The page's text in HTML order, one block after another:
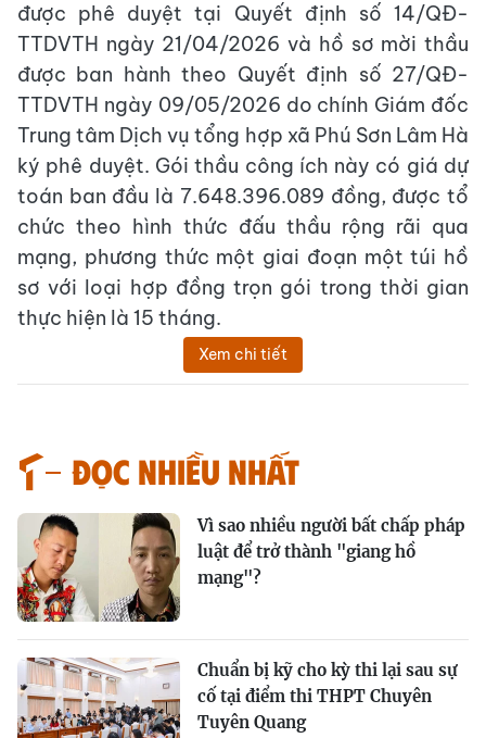
được phê duyệt tại Quyết định số 14/QĐ-
TTDVTH ngày 21/04/2026 và hồ sơ mời thầu
được ban hành theo Quyết định số 27/QĐ-
TTDVTH ngày 09/05/2026 do chính Giám đốc
Trung tâm Dịch vụ tổng hợp xã Phú Sơn Lâm Hà
ký phê duyệt. Gói thầu công ích này có giá dự
toán ban đầu là 7.648.396.089 đồng, được tổ
chức theo hình thức đấu thầu rộng rãi qua
mạng, phương thức một giai đoạn một túi hồ
sơ với loại hợp đồng trọn gói trong thời gian
thực hiện là 15 tháng.
Xem chi tiết
Đọc nhiều nhất
Vì sao nhiều người bất chấp pháp
luật để trở thành "giang hồ
mạng"?
Chuẩn bị kỹ cho kỳ thi lại sau sự
cố tại điểm thi THPT Chuyên
Tuyên Quang